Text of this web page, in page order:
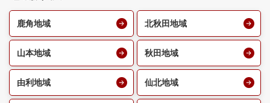
鹿角地域 北秋田地域
山本地域 秋田地域
由利地域 仙北地域